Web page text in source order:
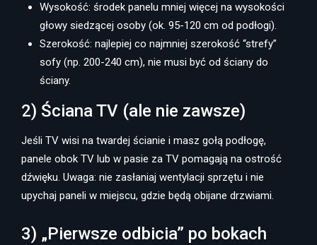
Wysokość: środek panelu mniej więcej na wysokości
głowy siedzącej osoby (ok. 95-120 cm od podłogi).
Szerokość: najlepiej co najmniej szerokość “strefy”
sofy (np. 200-240 cm), nie musi być od ściany do
ściany.
2) Ściana TV (ale nie zawsze)
Jeśli TV wisi na twardej ścianie i masz gołą podłogę,
panele obok TV lub w pasie za TV pomagają na ostrość
dźwięku. Uwaga: nie zasłaniaj wentylacji sprzętu i nie
upychaj paneli w miejscu, gdzie będą obijane drzwiami.
3) „Pierwsze odbicia” po bokach